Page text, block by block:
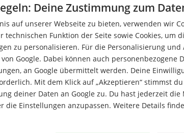
Klarna
bezahlst, kannst du ganz einfach,
smoooth.
ganz einfach per Lastschrift - gib einfach deine
Einkäufe kannst du jederzeit in der Klarna App
Deine Zustimmung zum
auf unserer Webseite zu bieten, verwenden wir
technischen Funktion der Seite sowie Cookies, um
zu personalisieren. Für die Personalisierung und
Google. Dabei können auch personenbezogene
an Google übermittelt werden. Deine
Mit dem Klick auf „Akzeptieren“ stimmst
deiner Daten an Google zu. Du hast jederzeit die
die Einstellungen anzupassen. Weitere Details